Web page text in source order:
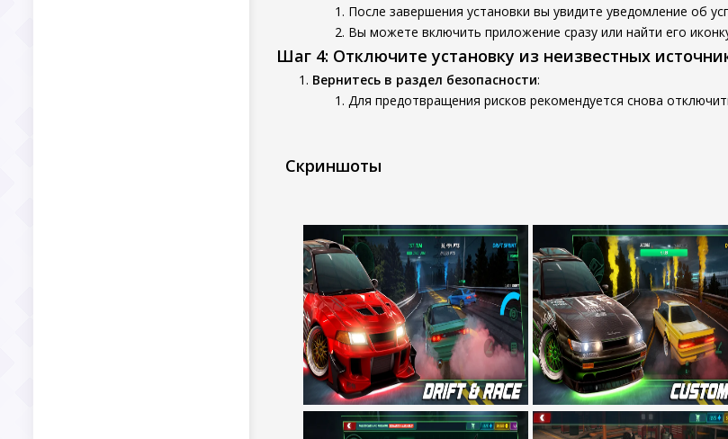
После завершения установки вы увидите уведомление об
Вы можете включить приложение сразу или найти его
Шаг 4: Отключите установку из неизвестных
Вернитесь в раздел безопасности:
Для предотвращения рисков рекомендуется снова
Скриншоты